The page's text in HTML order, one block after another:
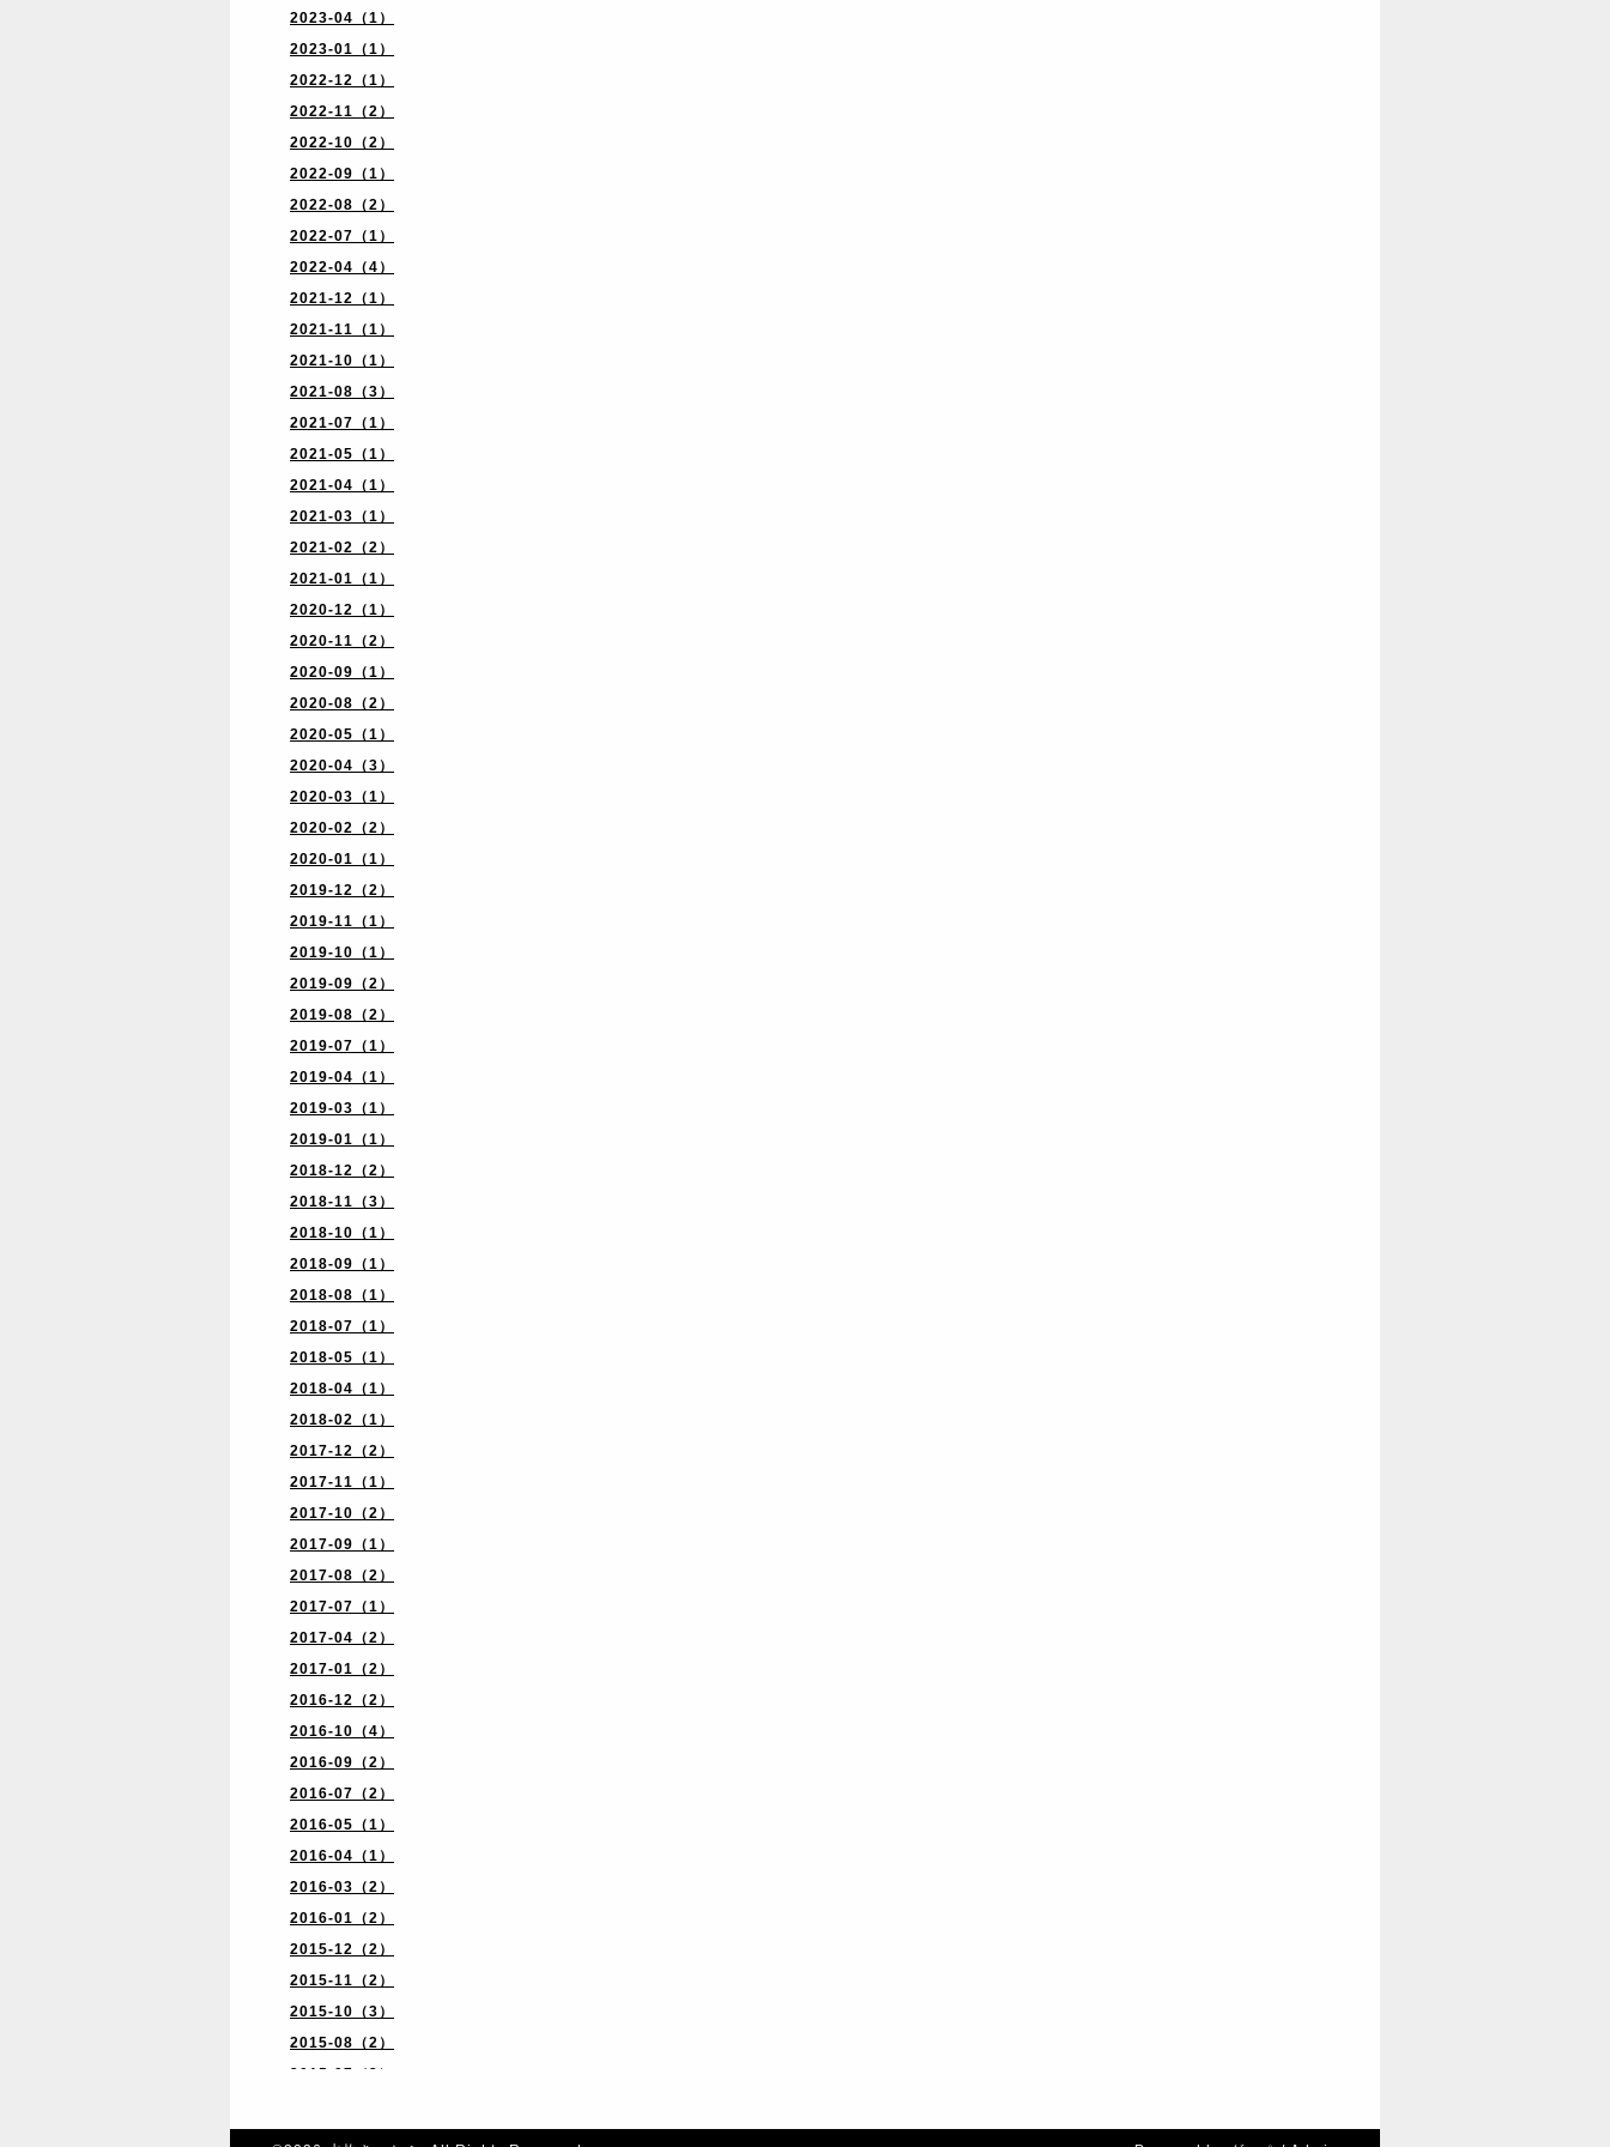
2023-04（1）
2023-01（1）
2022-12（1）
2022-11（2）
2022-10（2）
2022-09（1）
2022-08（2）
2022-07（1）
2022-04（4）
2021-12（1）
2021-11（1）
2021-10（1）
2021-08（3）
2021-07（1）
2021-05（1）
2021-04（1）
2021-03（1）
2021-02（2）
2021-01（1）
2020-12（1）
2020-11（2）
2020-09（1）
2020-08（2）
2020-05（1）
2020-04（3）
2020-03（1）
2020-02（2）
2020-01（1）
2019-12（2）
2019-11（1）
2019-10（1）
2019-09（2）
2019-08（2）
2019-07（1）
2019-04（1）
2019-03（1）
2019-01（1）
2018-12（2）
2018-11（3）
2018-10（1）
2018-09（1）
2018-08（1）
2018-07（1）
2018-05（1）
2018-04（1）
2018-02（1）
2017-12（2）
2017-11（1）
2017-10（2）
2017-09（1）
2017-08（2）
2017-07（1）
2017-04（2）
2017-01（2）
2016-12（2）
2016-10（4）
2016-09（2）
2016-07（2）
2016-05（1）
2016-04（1）
2016-03（2）
2016-01（2）
2015-12（2）
2015-11（2）
2015-10（3）
2015-08（2）
2015-07（3）